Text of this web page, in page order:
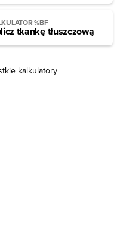
%BF
tkankę tłuszczową
kalkulatory